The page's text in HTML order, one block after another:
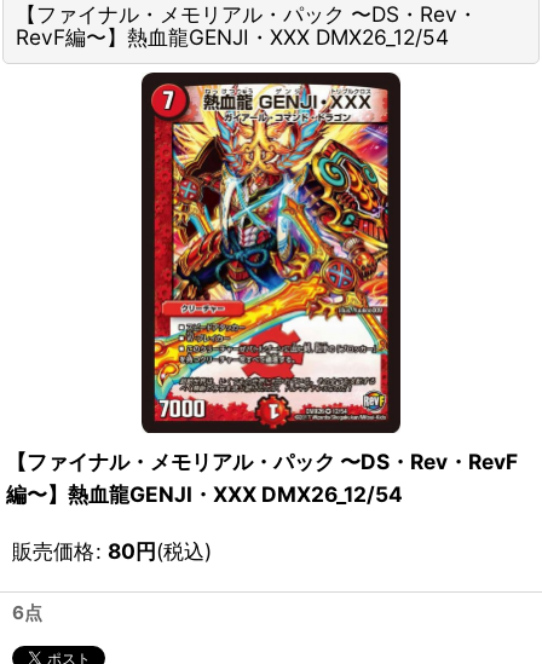
【ファイナル・メモリアル・パック 〜DS・Rev・
RevF編〜】熱血龍GENJI・XXX DMX26_12/54
【ファイナル・メモリアル・パック 〜DS・Rev・RevF
編〜】熱血龍GENJI・XXX DMX26_12/54
販売価格: 80円(税込)
6点